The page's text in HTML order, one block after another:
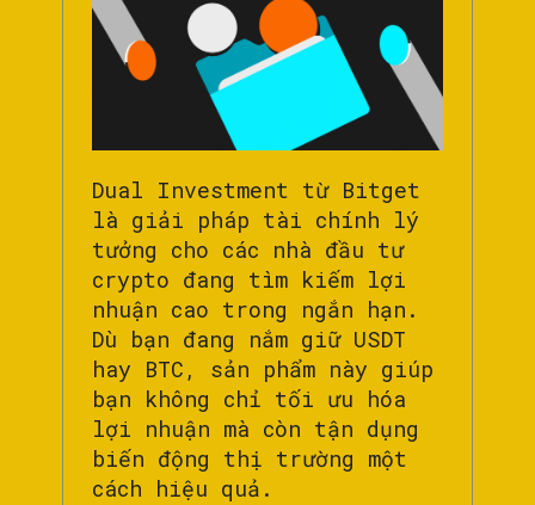
Dual Investment từ Bitget
là giải pháp tài chính lý
tưởng cho các nhà đầu tư
crypto đang tìm kiếm lợi
nhuận cao trong ngắn hạn.
Dù bạn đang nắm giữ USDT
hay BTC, sản phẩm này giúp
bạn không chỉ tối ưu hóa
lợi nhuận mà còn tận dụng
biến động thị trường một
cách hiệu quả.